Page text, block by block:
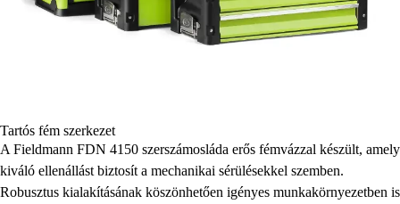
Tartós fém szerkezet
A Fieldmann FDN 4150 szerszámosláda erős fémvázzal készült, amely
kiváló ellenállást biztosít a mechanikai sérülésekkel szemben.
Robusztus kialakításának köszönhetően igényes munkakörnyezetben is